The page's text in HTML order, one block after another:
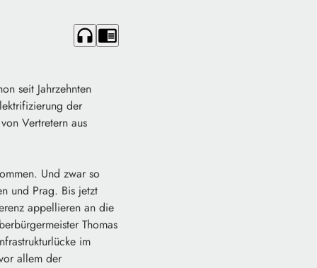
headphones chrome_reader_mode
seit Jahrzehnten
der
Vertretern aus
Und zwar so
und Prag. Bis jetzt
appellieren an die
Thomas
im
allem der